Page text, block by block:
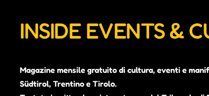
INSIDE EVENTS &
Magazine mensile gratuito di cultura, eventi e
Südtirol, Trentino e Tirolo.